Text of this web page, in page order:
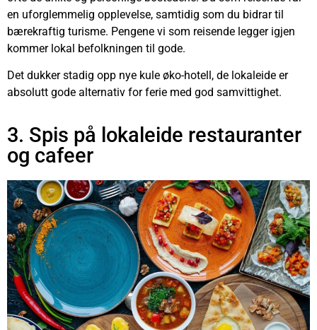
en uforglemmelig opplevelse, samtidig som du bidrar til
bærekraftig turisme. Pengene vi som reisende legger igjen
kommer lokal befolkningen til gode.
Det dukker stadig opp nye kule øko-hotell, de lokaleide er
absolutt gode alternativ for ferie med god samvittighet.
3. Spis på lokaleide restauranter
og cafeer